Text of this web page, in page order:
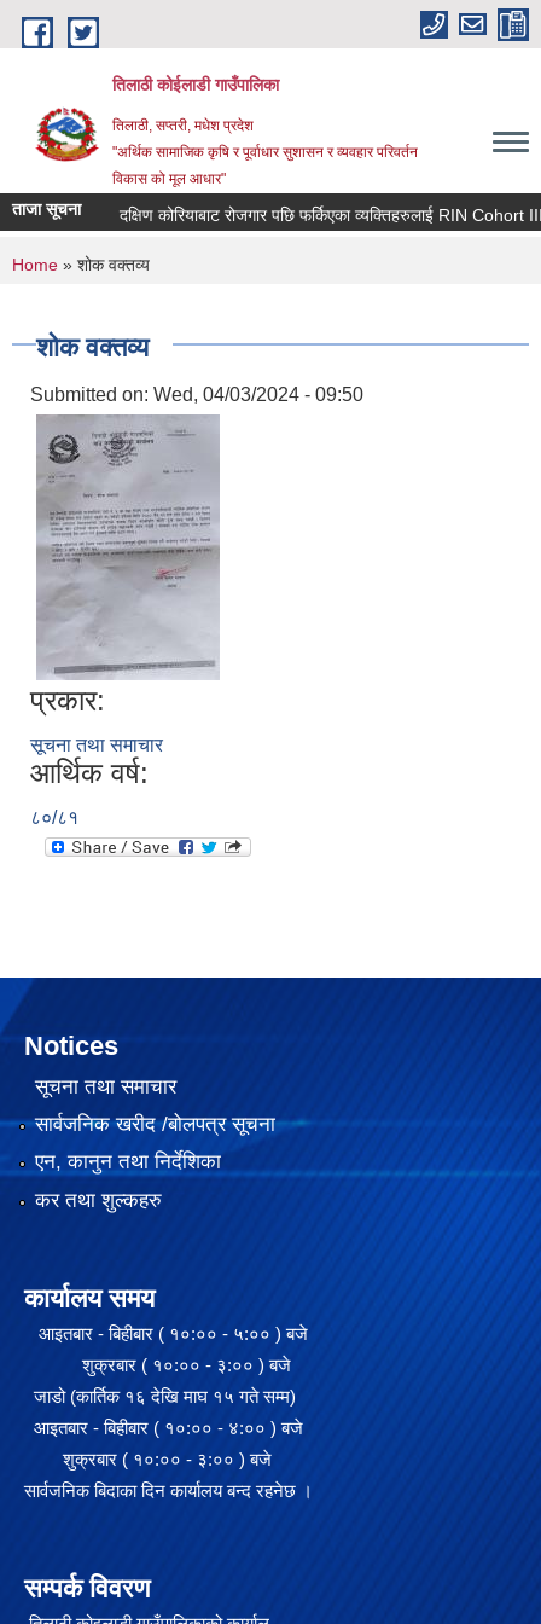
Skip to main content
तिलाठी कोईलाडी गाउँपालिका
तिलाठी, सप्तरी, मधेश प्रदेश
"अर्थिक सामाजिक कृषि र पूर्वाधार सुशासन र व्यवहार परिवर्तन
विकास को मूल आधार"
ताजा सूचना दक्षिण कोरियाबाट रोजगार पछि फर्किएका व्यक्तिहरुलाई RIN Cohort
You are here
Home » शोक वक्तव्य
शोक वक्तव्य
Submitted on: Wed, 04/03/2024 - 09:50
प्रकार:
सूचना तथा समाचार
आर्थिक वर्ष:
८०/८१
Notices
सूचना तथा समाचार
सार्वजनिक खरीद /बोलपत्र सूचना
एन, कानुन तथा निर्देशिका
कर तथा शुल्कहरु
कार्यालय समय
आइतबार - बिहीबार ( १०:०० - ५:०० ) बजे
शुक्रबार ( १०:०० - ३:०० ) बजे
जाडो (कार्तिक १६ देखि माघ १५ गते सम्म)
आइतबार - बिहीबार ( १०:०० - ४:०० ) बजे
शुक्रबार ( १०:०० - ३:०० ) बजे
सार्वजनिक बिदाका दिन कार्यालय बन्द रहनेछ ।
सम्पर्क विवरण